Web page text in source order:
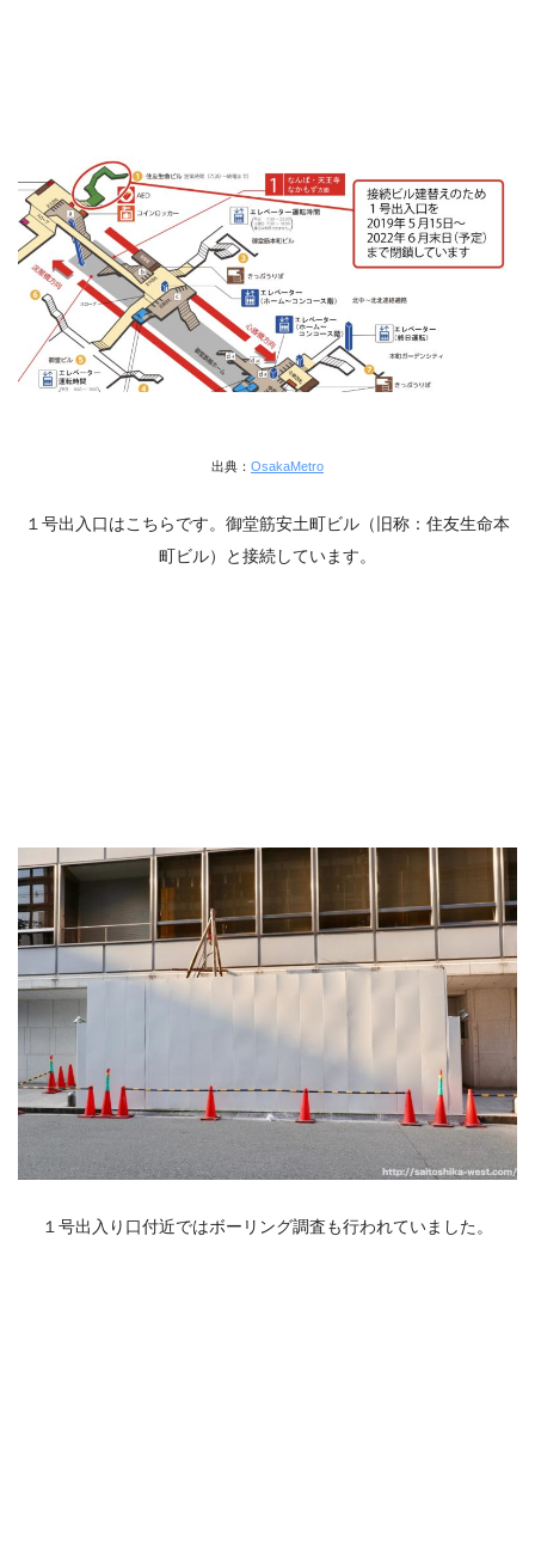
出典： OsakaMetro
１号出入口はこちらです。御堂筋安土町ビル（旧称：住友生命本
町ビル）と接続しています。
１号出入り口付近ではボーリング調査も行われていました。